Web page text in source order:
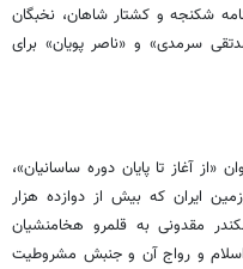
که 5 جلدی «دانشنامه شکنجه و کشتار شاهان، نخبگان
سرمدی» و «ناصر پویان» برای
آغاز تا پایان دوره ساسانیان»،
ایران که بیش از دوازده‌ هزار
مقدونی به قلمرو هخامنشیان
و رواج آن و جنبش مشروطیت